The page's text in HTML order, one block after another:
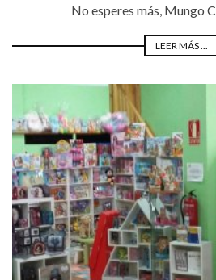
No esperes más, Mungo
LEER MÁS ...